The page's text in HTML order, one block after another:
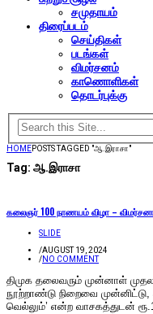
சமுதாயம்
திரைப்படம்
செய்திகள்
படங்கள்
விமர்சனம்
காணொளிகள்
தொடர்புக்கு
HOMEPOSTS TAGGED "ஆ.இராசா"
Tag: ஆ.இராசா
கலைஞர் 100 நாணயம் விழா –
SLIDE
/AUGUST 19, 2024
/NO COMMENT
திமுக தலைவரும் முன்னாள்
நூற்றாண்டு நிறைவை முன்னிட்டு,
வெல்லும்’ என்ற வாசகத்துடன்